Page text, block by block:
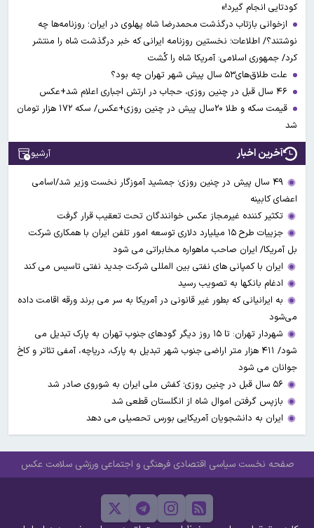
کودتایی انجام گیرد!»
ازخوانی بازتاب درگذشت محمدرضا شاه پهلوی در ایران؛ روزنامه‌ها چه
نوشتند؟/ اطلاعات؛ نخستین روزنامه ایرانی که خبر درگذشت شاه را منتشر
کرد/ جمهوری اسلامی: آمریکا شاه را کُشت
علت طلاق‌های۵۳ سال پیش شهر تهران چه بود؟
قیمت سکه و طلا ۲۰سال پیش در چنین روزی+عکس/ سکه ۱۷۲ هزار تومان
شد
آخرین اخبار آرشیو
۴۹ سال پیش در چنین روزی؛ جمشید آموزگار نخست وزیر شد/اسامی
اعضای کابینه
تکثیر کننده غیرمجاز عکس خوانندگان تحت تعقیب قرار گرفت
جزییات طرح ۱۵ میلیارد دلاری توسعه امور تلفن ایران با همکاری شرکت
بل آمریکا/ ایران صاحب ماهواره مخابراتی می شود
ایران با کمپانی های نفتی بین المللی شرکت جدید نفتی تاسیس می کند
ادغام بانکها به تصویب رسید
به ایرانیانی که بطور غیر قانونی در آمریکا به سر می برند ورقه اقامت داده
می‌شود
شهردار تهران: تا ۱۵ روز دیگر گودهای جنوب تهران به پارک تبدیل می
شود/ ۴۱۱ هزار متر اراضی جنوب شهر تبدیل به پارک، دریاچه، آمفی تئاتر و کاخ
جوانان می شود
۵۶ سال قبل در چنین روزی؛ کفش ملی ایران به شوروی صادر شد
بازپس گرفتن اموال شاه از انگلستان قطعی شد
ایران به دانشجویان آمریکایی بورس تحصیلی می دهد
صفحه نخست سیاسی اقتصادی فرهنگی و اجتماعی ورزشی سلامت عکس